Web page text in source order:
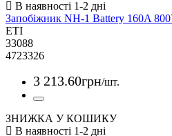
Запобіжник NH-1 Battery 160A
ETI
33088
4723326
3 213.60грн/шт.
ЗНИЖКА У КОШИКУ